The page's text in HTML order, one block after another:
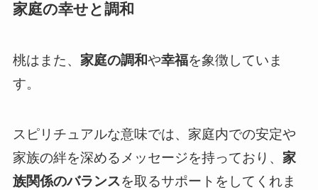
家庭の幸せと調和
桃はまた、 家庭の調和や幸福を象徴していま
す。
スピリチュアルな意味では、家庭内での安定や
家族の絆を深めるメッセージを持っており、 家
族関係のバランスを取るサポートをしてくれま